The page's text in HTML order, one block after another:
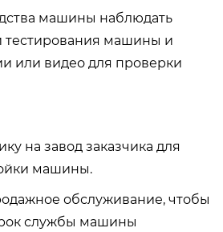
машины наблюдать
тестирования машины и
или видео для проверки
на завод заказчика для
машины.
обслуживание, чтобы
службы машины